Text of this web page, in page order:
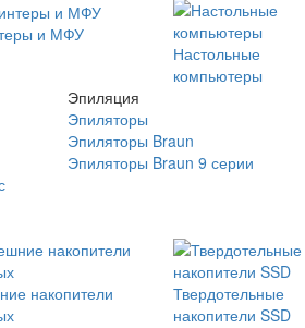
и МФУ
Настольные
компьютеры
Эпиляция
Эпиляторы
Эпиляторы Braun
Эпиляторы Braun 9 серии
накопители
Твердотельные
накопители SSD